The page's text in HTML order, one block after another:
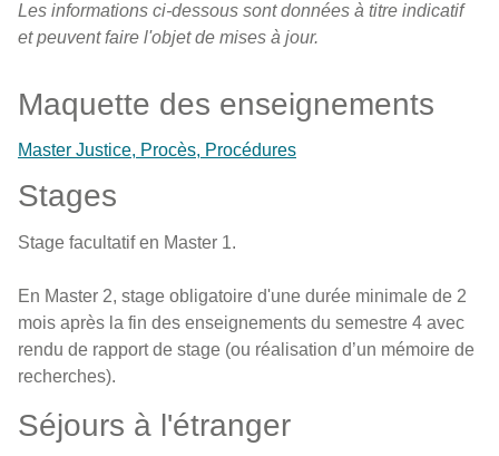
Les informations ci-dessous sont données à titre indicatif
et peuvent faire l'objet de mises à jour.
Maquette des enseignements
Master Justice, Procès, Procédures
Stages
Stage facultatif en Master 1.
En Master 2, stage obligatoire d'une durée minimale de 2
mois après la fin des enseignements du semestre 4 avec
rendu de rapport de stage (ou réalisation d’un mémoire de
recherches).
Séjours à l'étranger